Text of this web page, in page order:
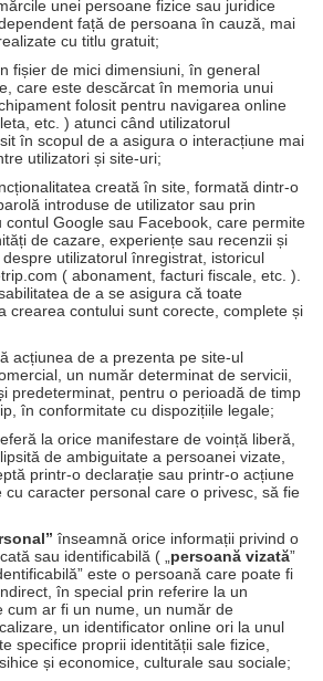
unei persoane fizice sau juridice
față de persoana în cauză, mai
cu titlu gratuit;
fișier de mici dimensiuni, în general
care este descărcat în memoria unui
folosit pentru navigarea online
etc. ) atunci când utilizatorul
în scopul de a asigura o interacțiune mai
utilizatori și site-uri;
creată în site, formată dintr-o
introduse de utilizator sau prin
contul Google sau Facebook, care permite
de cazare, experiențe sau recenzii și
utilizatorul înregistrat, istoricul
( abonament, facturi fiscale, etc. ).
de a se asigura că toate
crearea contului sunt corecte, complete și
acțiunea de a prezenta pe site-ul
un număr determinat de servicii,
predeterminat, pentru o perioadă de timp
în conformitate cu dispozițiile legale;
la orice manifestare de voință liberă,
de ambiguitate a persoanei vizate,
printr-o declarație sau printr-o acțiune
cu caracter personal care o privesc, să fie
înseamnă orice informații privind o
sau identificabilă ( „ persoană vizată”
este o persoană care poate fi
în special prin referire la un
cum ar fi un nume, un număr de
un identificator online ori la unul
specifice proprii identității sale fizice,
și economice, culturale sau sociale;